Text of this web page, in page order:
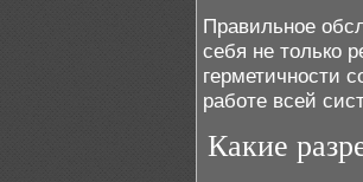
Правильное
себя не только
герметичности
работе всей
Какие